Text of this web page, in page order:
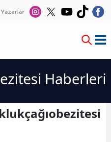
Yazarlar
Haberleri